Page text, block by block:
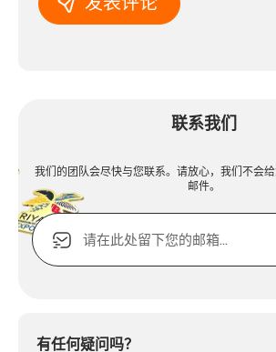
联系我们
我们的团队会尽快与您联系。请放心，我们不会
邮件。
电
子
邮
电
有任何疑问吗？